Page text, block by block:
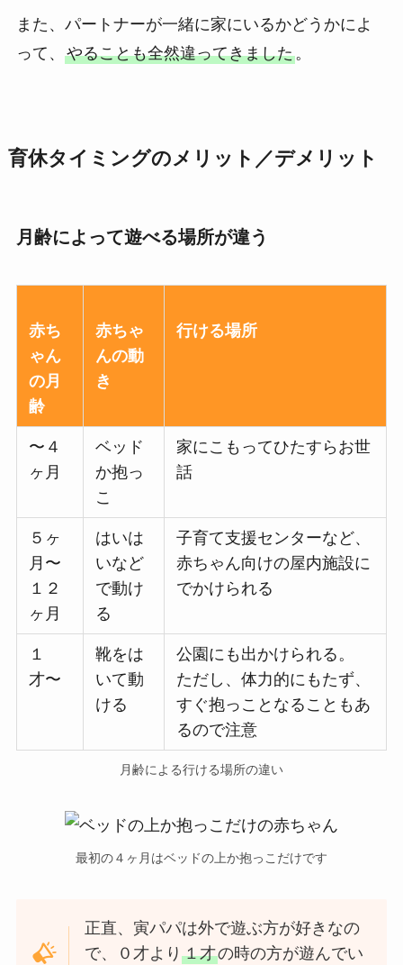
また、パートナーが一緒に家にいるかどうかによ
って、 やることも全然違ってきました。
育休タイミングのメリット／デメリット
月齢によって遊べる場所が違う
赤ち
ゃん
の月
齢
赤ちゃ
んの動
き
行ける場所
〜４
ヶ月
ベッド
か抱っ
こ
家にこもってひたすらお世
話
５ヶ
月〜
１２
ヶ月
はいは
いなど
で動け
る
子育て支援センターなど、
赤ちゃん向けの屋内施設に
でかけられる
１
才〜
靴をは
いて動
ける
公園にも出かけられる。
ただし、体力的にもたず、
すぐ抱っことなることもあ
るので注意
月齢による行ける場所の違い
最初の４ヶ月はベッドの上か抱っこだけです
正直、寅パパは外で遊ぶ方が好きなの
で、０才より１才の時の方が遊んでい